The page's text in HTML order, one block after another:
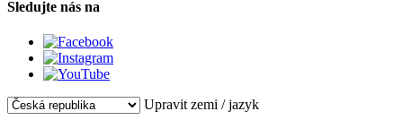
Sledujte nás na
Upravit zemi / jazyk